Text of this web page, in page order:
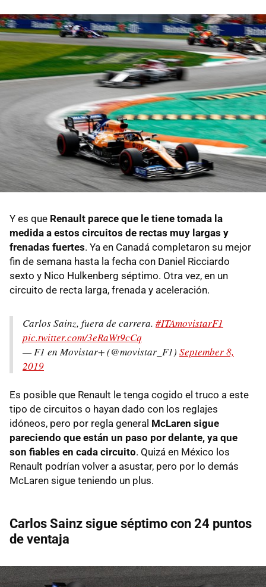
Y es que Renault parece que le tiene tomada la
medida a estos circuitos de rectas muy largas y
frenadas fuertes. Ya en Canadá completaron su mejor
fin de semana hasta la fecha con Daniel Ricciardo
sexto y Nico Hulkenberg séptimo. Otra vez, en un
circuito de recta larga, frenada y aceleración.
Carlos Sainz, fuera de carrera. #ITAmovistarF1
pic.twitter.com/3eRaWt9cCq
— F1 en Movistar+ (@movistar_F1) September 8,
2019
Es posible que Renault le tenga cogido el truco a este
tipo de circuitos o hayan dado con los reglajes
idóneos, pero por regla general McLaren sigue
pareciendo que están un paso por delante, ya que
son fiables en cada circuito. Quizá en México los
Renault podrían volver a asustar, pero por lo demás
McLaren sigue teniendo un plus.
Carlos Sainz sigue séptimo con 24 puntos
de ventaja